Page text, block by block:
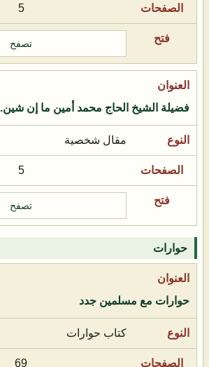
5
تصفح
فضيلة الشيخ الحاج محمد أمين ما إن شين.
مقال شخصية
5
تصفح
حوارات
حوارات مع مسلمين جدد
كتاب حوارات
69